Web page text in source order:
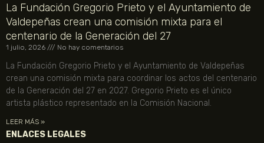
La Fundación Gregorio Prieto y el Ayuntamiento de
Valdepeñas crean una comisión mixta para el
centenario de la Generación del 27
1 julio, 2026 No hay comentarios
La Fundación Gregorio Prieto y el Ayuntamiento de Valdepeñas
crean una comisión mixta para coordinar los actos del centenario
de la Generación del 27 en 2027. Gregorio Prieto es el único
artista plástico representado en la Comisión Nacional.
LEER MÁS »
ENLACES LEGALES